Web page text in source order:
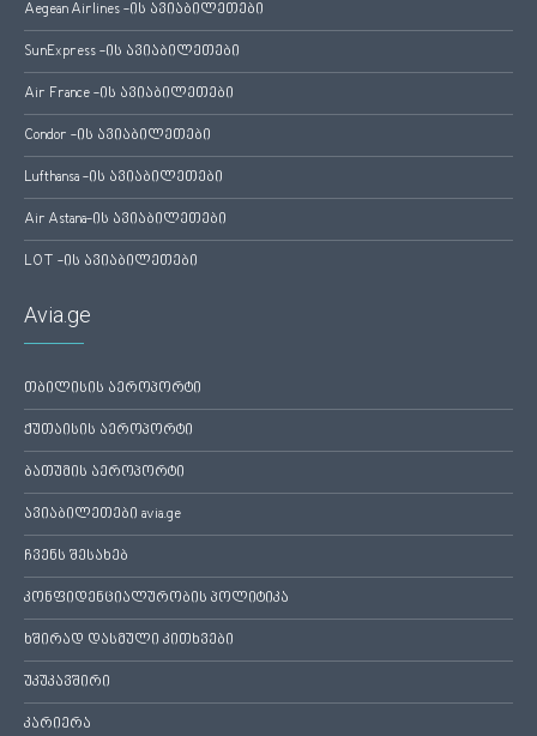
Aegean Airlines -ის ავიაბილეთები
SunExpress -ის ავიაბილეთები
Air France -ის ავიაბილეთები
Condor -ის ავიაბილეთები
Lufthansa -ის ავიაბილეთები
Air Astana-ის ავიაბილეთები
LOT -ის ავიაბილეთები
Avia.ge
თბილისის აეროპორტი
ქუთაისის აეროპორტი
ბათუმის აეროპორტი
ავიაბილეთები avia.ge
ჩვენს შესახებ
კონფიდენციალურობის პოლიტიკა
ხშირად დასმული კითხვები
უკუკავშირი
კარიერა